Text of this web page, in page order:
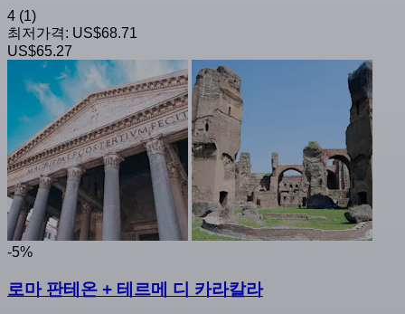
4 (1)
최저가격: US$68.71
US$65.27
-5%
로마 판테온 + 테르메 디 카라칼라